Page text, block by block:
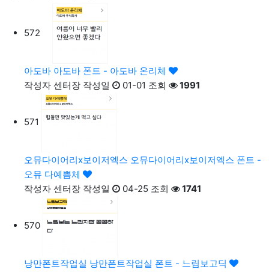
572
아도바 아도바 폰트 - 아도바 온리체
작성자 센터장 작성일 01-01 조회 1991
571
오뮤다이어리x보이저엑스 오뮤다이어리x보이저엑스 폰트 -
오뮤 다예쁨체
작성자 센터장 작성일 04-25 조회 1741
570
낭만폰트작업실 낭만폰트작업실 폰트 - 느림보고딕